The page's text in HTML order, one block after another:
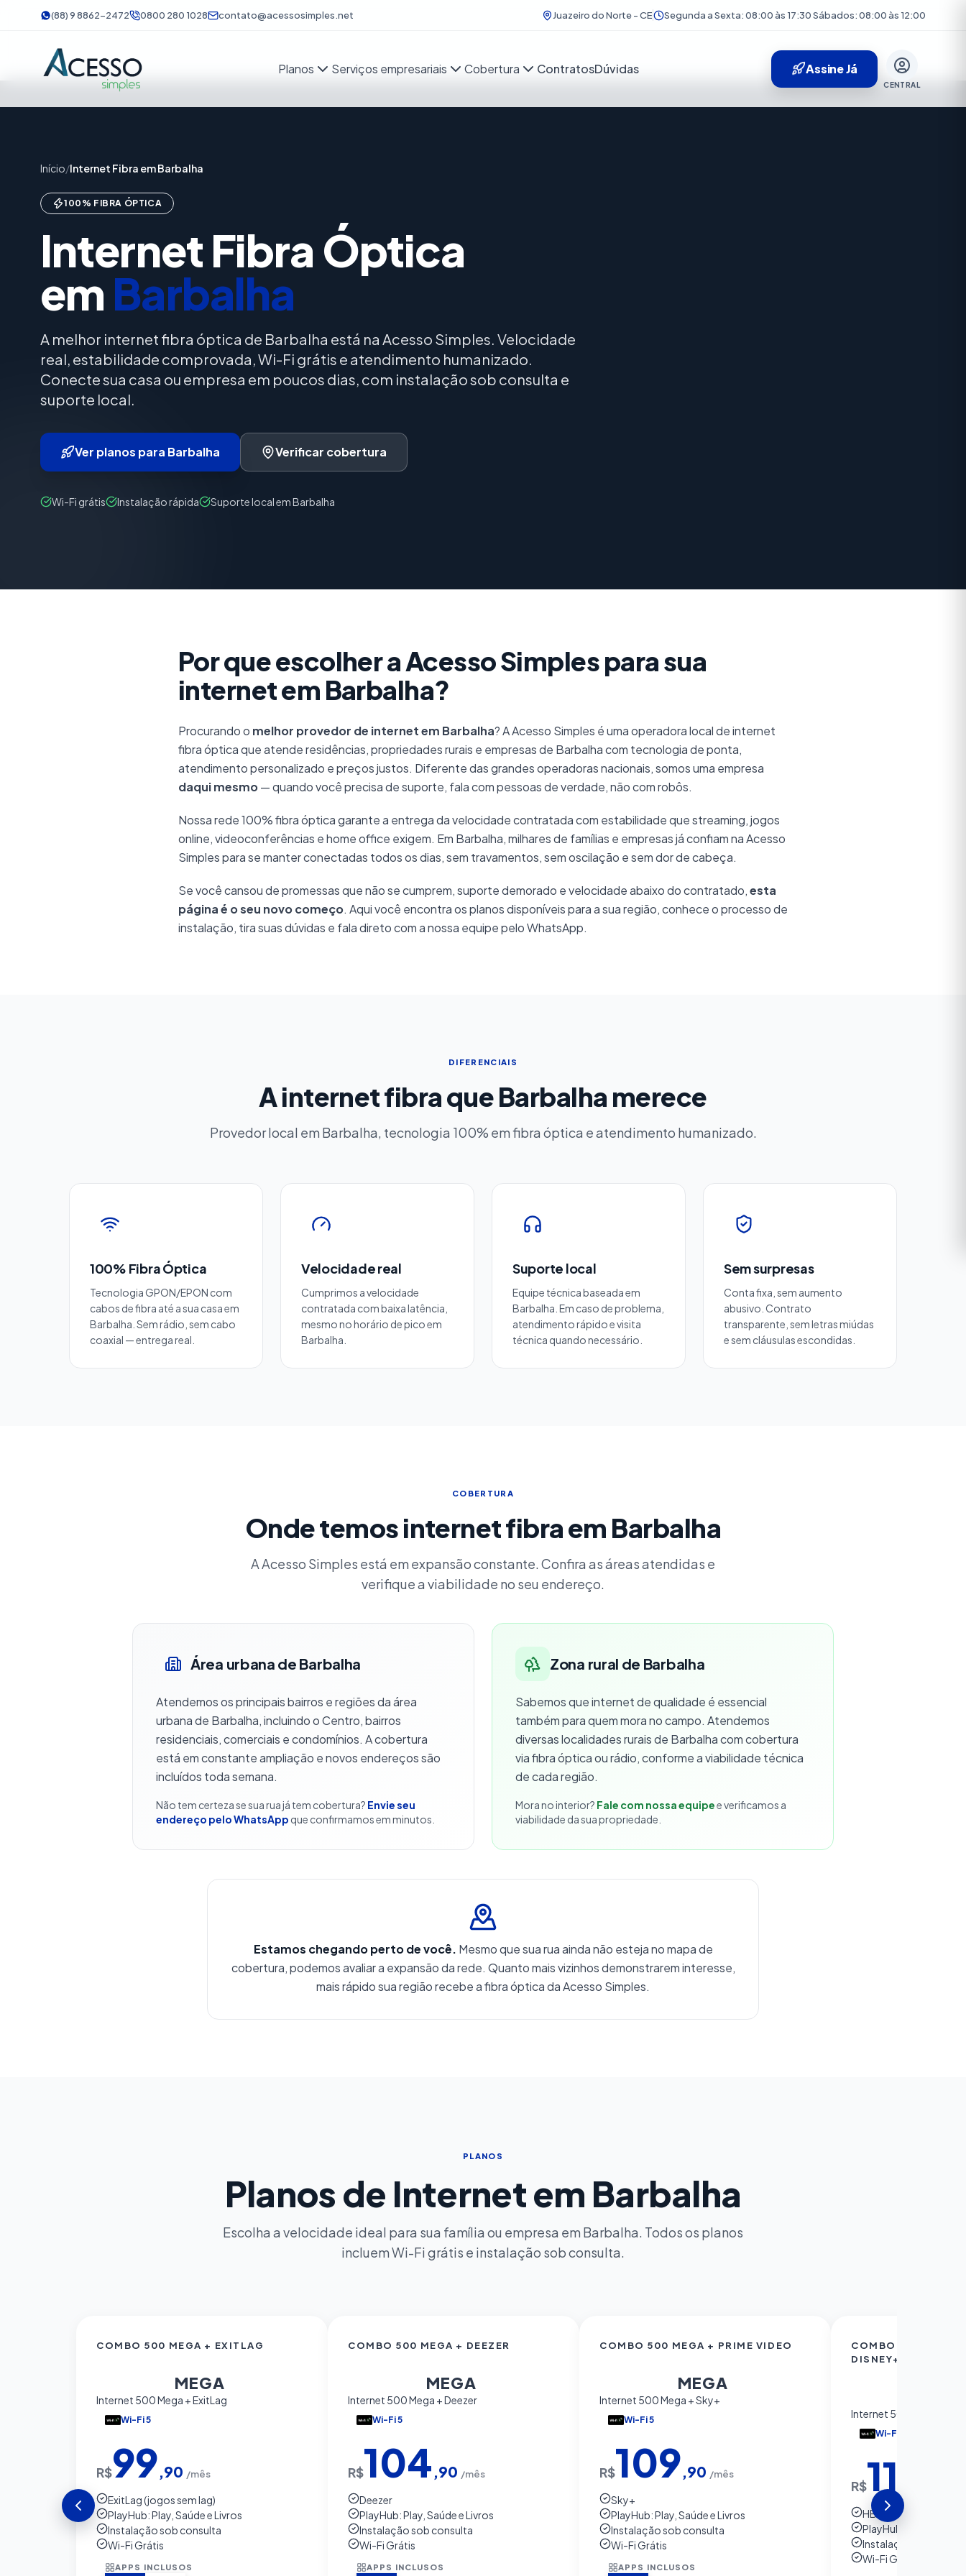
(88) 9 8862-2472 0800 280 1028 contato@acessosimples.net Juazeiro do Norte - CE Segunda a Sexta: 08:00 às 17:30 Sábados: 08:00 às 12:00
Planos Serviços empresariais Cobertura ContratosDúvidas Assine Já
CENTRAL
Início/Internet Fibra em Barbalha
100% FIBRA ÓPTICA
Internet Fibra Óptica
em Barbalha
A melhor internet fibra óptica de Barbalha está na Acesso Simples. Velocidade
real, estabilidade comprovada, Wi-Fi grátis e atendimento humanizado.
Conecte sua casa ou empresa em poucos dias, com instalação sob consulta e
suporte local.
Ver planos para Barbalha Verificar cobertura
Wi-Fi grátis Instalação rápida Suporte local em Barbalha
Por que escolher a Acesso Simples para sua
internet em Barbalha?
Procurando o melhor provedor de internet em Barbalha? A Acesso Simples é uma operadora local de internet
fibra óptica que atende residências, propriedades rurais e empresas de Barbalha com tecnologia de ponta,
atendimento personalizado e preços justos. Diferente das grandes operadoras nacionais, somos uma empresa
daqui mesmo— quando você precisa de suporte, fala com pessoas de verdade, não com robôs.
Nossa rede 100% fibra óptica garante a entrega da velocidade contratada com estabilidade que streaming, jogos
online, videoconferências e home office exigem. Em Barbalha, milhares de famílias e empresas já confiam na Acesso
Simples para se manter conectadas todos os dias, sem travamentos, sem oscilação e sem dor de cabeça.
Se você cansou de promessas que não se cumprem, suporte demorado e velocidade abaixo do contratado,esta
página é o seu novo começo. Aqui você encontra os planos disponíveis para a sua região, conhece o processo de
instalação, tira suas dúvidas e fala direto com a nossa equipe pelo WhatsApp.
DIFERENCIAIS
A internet fibra que Barbalha merece
Provedor local em Barbalha, tecnologia 100% em fibra óptica e atendimento humanizado.
100% Fibra Óptica
Tecnologia GPON/EPON com
cabos de fibra até a sua casa em
Barbalha. Sem rádio, sem cabo
coaxial — entrega real.
Velocidade real
Cumprimos a velocidade
contratada com baixa latência,
mesmo no horário de pico em
Barbalha.
Suporte local
Equipe técnica baseada em
Barbalha. Em caso de problema,
atendimento rápido e visita
técnica quando necessário.
Sem surpresas
Conta fixa, sem aumento
abusivo. Contrato
transparente, sem letras miúdas
e sem cláusulas escondidas.
COBERTURA
Onde temos internet fibra em Barbalha
A Acesso Simples está em expansão constante. Confira as áreas atendidas e
verifique a viabilidade no seu endereço.
Área urbana de Barbalha
Atendemos os principais bairros e regiões da área
urbana de Barbalha, incluindo o Centro, bairros
residenciais, comerciais e condomínios. A cobertura
está em constante ampliação e novos endereços são
incluídos toda semana.
Não tem certeza se sua rua já tem cobertura? Envie seu
endereço pelo WhatsApp que confirmamos em minutos.
Zona rural de Barbalha
Sabemos que internet de qualidade é essencial
também para quem mora no campo. Atendemos
diversas localidades rurais de Barbalha com cobertura
via fibra óptica ou rádio, conforme a viabilidade técnica
de cada região.
Mora no interior? Fale com nossa equipee verificamos a
viabilidade da sua propriedade.
Estamos chegando perto de você. Mesmo que sua rua ainda não esteja no mapa de
cobertura, podemos avaliar a expansão da rede. Quanto mais vizinhos demonstrarem interesse,
mais rápido sua região recebe a fibra óptica da Acesso Simples.
PLANOS
Planos de Internet em Barbalha
Escolha a velocidade ideal para sua família ou empresa em Barbalha. Todos os planos
incluem Wi-Fi grátis e instalação sob consulta.
COMBO 500 MEGA + EXITLAG
MEGA
Internet 500 Mega + ExitLag
Wi-Fi 5
R$99,90 /mês
ExitLag (jogos sem lag)
PlayHub: Play, Saúde e Livros
Instalação sob consulta
Wi-Fi Grátis
APPS INCLUSOS
COMBO 500 MEGA + DEEZER
MEGA
Internet 500 Mega + Deezer
Wi-Fi 5
R$104 ,90 /mês
Deezer
PlayHub: Play, Saúde e Livros
Instalação sob consulta
Wi-Fi Grátis
APPS INCLUSOS
COMBO 500 MEGA + PRIME VIDEO
MEGA
Internet 500 Mega + Sky+
Wi-Fi 5
R$109,90 /mês
Sky+
PlayHub: Play, Saúde e Livros
Instalação sob consulta
Wi-Fi Grátis
APPS INCLUSOS
COMBO 500 MEGA
DISNEY+
Internet 500 Mega +
Wi-Fi 5
R$119
HBO Max ou Disney+
PlayHub: Play, Saúde
Instalação sob
Wi-Fi Grátis